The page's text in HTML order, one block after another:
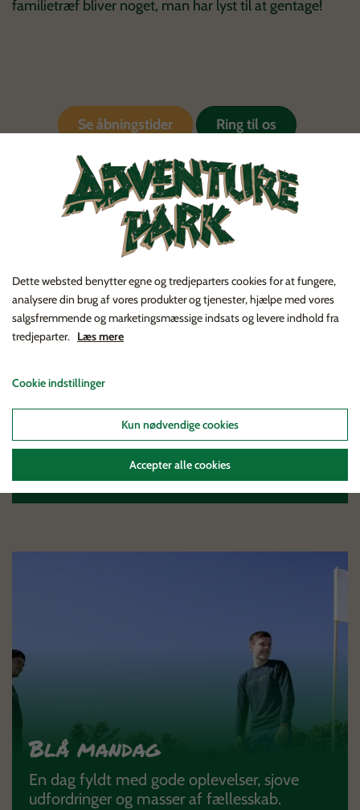
familietræf bliver noget, man har lyst til at gentage!
Se åbningstider Ring til os
Her kan børnene dyste i minigolf,
fodboldgolf og adventure golf, mens de
Blå mandag
En dag fyldt med gode oplevelser, sjove
udfordringer og masser af fællesskab.
Dette websted benytter egne og tredjeparters cookies for at fungere,
analysere din brug af vores produkter og tjenester, hjælpe med vores
salgsfremmende og marketingsmæssige indsats og levere indhold fra
tredjeparter. Læs mere
Cookie indstillinger
Kun nødvendige cookies
Accepter alle cookies